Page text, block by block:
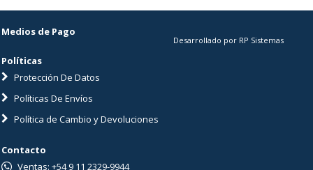
Medios de Pago
Políticas
Protección De Datos
Políticas De Envíos
Política de Cambio y Devoluciones
Desarrollado por RP Sistemas
Contacto
Ventas: +54 9 11 2329-9944